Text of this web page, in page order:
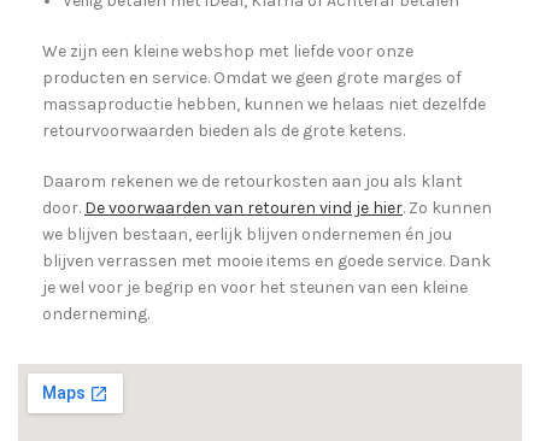
We zijn een kleine webshop met liefde voor onze
producten en service. Omdat we geen grote marges of
massaproductie hebben, kunnen we helaas niet dezelfde
retourvoorwaarden bieden als de grote ketens.
Daarom rekenen we de retourkosten aan jou als klant
door. De voorwaarden van retouren vind je hier. Zo kunnen
we blijven bestaan, eerlijk blijven ondernemen én jou
blijven verrassen met mooie items en goede service. Dank
je wel voor je begrip en voor het steunen van een kleine
onderneming.